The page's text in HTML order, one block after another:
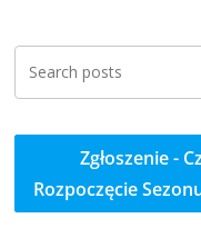
Zgłoszenie -
Rozpoczęcie